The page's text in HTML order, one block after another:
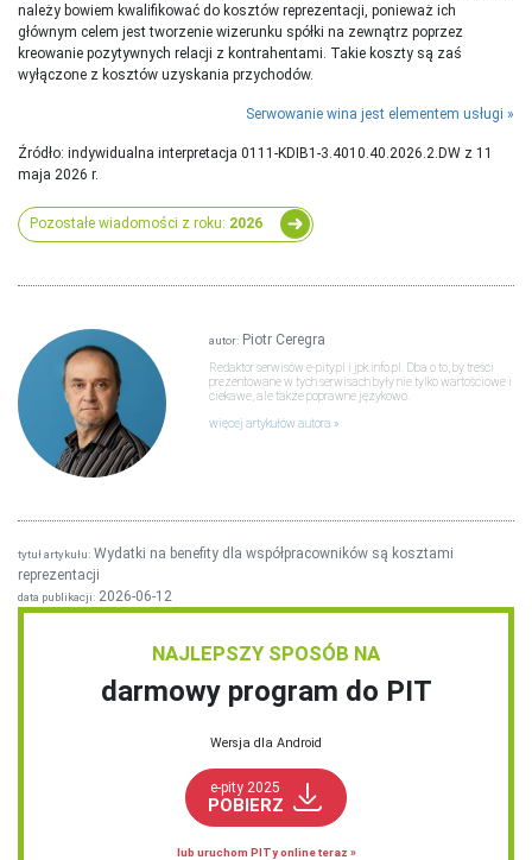
NAJLEPSZY SPOSÓB NA
darmowy program do PIT
Wersja dla Android
e-pity 2025
POBIERZ
lub uruchom PITy online teraz »
należy bowiem kwalifikować do kosztów reprezentacji, ponieważ ich
głównym celem jest tworzenie wizerunku spółki na zewnątrz poprzez
kreowanie pozytywnych relacji z kontrahentami. Takie koszty są zaś
wyłączone z kosztów uzyskania przychodów.
Serwowanie wina jest elementem usługi
Źródło: indywidualna interpretacja 0111-KDIB1-3.4010.40.2026.2.DW z 11
maja 2026 r.
Pozostałe wiadomości z roku: 2026
autor: Piotr Ceregra
Redaktor serwisów e-pity.pl i jpk.info.pl. Dba o to, by treści
prezentowane w tych serwisach były nie tylko wartościowe i
ciekawe, ale także poprawne językowo.
więcej artykułów autora
tytuł artykułu: Wydatki na benefity dla współpracowników są kosztami
reprezentacji
data publikacji: 2026-06-12